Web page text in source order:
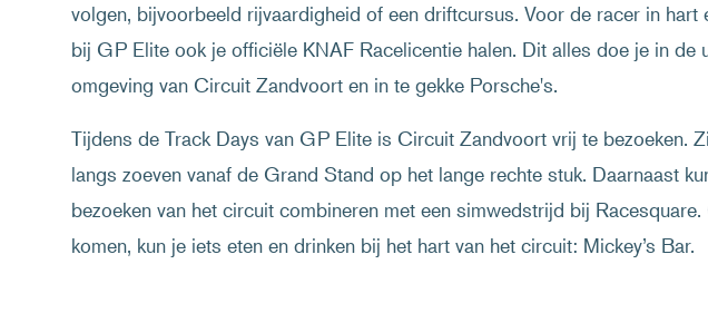
volgen, bijvoorbeeld rijvaardigheid of een driftcursus. Voor de racer in hart
bij GP Elite ook je officiële KNAF Racelicentie halen. Dit alles doe je in de
omgeving van Circuit Zandvoort en in te gekke Porsche's.
Tijdens de Track Days van GP Elite is Circuit Zandvoort vrij te bezoeken.
langs zoeven vanaf de Grand Stand op het lange rechte stuk. Daarnaast
bezoeken van het circuit combineren met een simwedstrijd bij
komen, kun je iets eten en drinken bij het hart van het circuit: Mickey’s Bar.